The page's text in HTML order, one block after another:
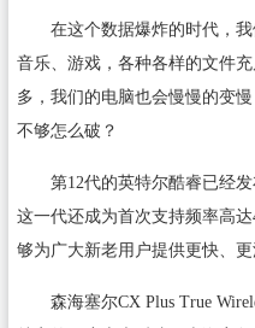
在这个数据爆炸的时代，我
音乐、游戏，各种各样的文件
多，我们的电脑也会慢慢的变
不够怎么破？
第12代的英特尔酷睿已经发
这一代还成为首次支持频率高
够为广大新老用户提供更快、
森海塞尔CX Plus True